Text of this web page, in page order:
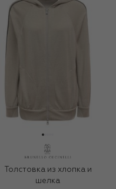
Толстовка из хлопка и
шелка